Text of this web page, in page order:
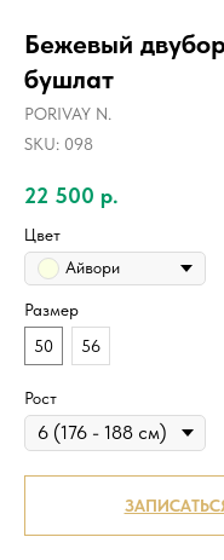
Бежевый
бушлат
PORIVAY N.
SKU: 098
22 500 р.
Цвет
Айвори
Размер
50
56
Рост